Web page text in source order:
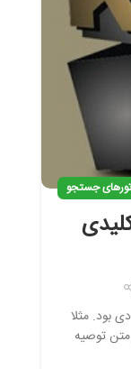
جستجو
بود. مثلا
متن توصیه